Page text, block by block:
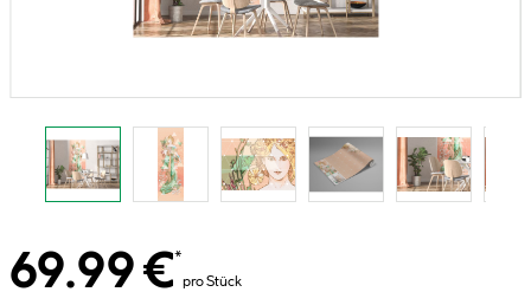
69.99 €*
pro Stück